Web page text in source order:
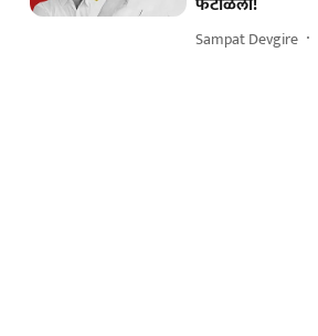
Sampat Devgire